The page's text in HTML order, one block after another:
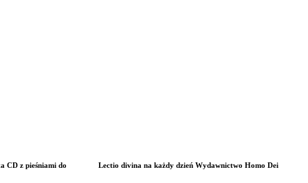
Lectio divina na każdy dzień Wydawnictwo Homo Dei
CD z pieśniami do